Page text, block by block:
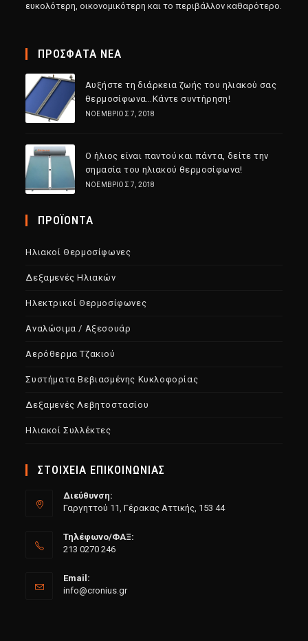
ευκολότερη, οικονομικότερη και το περιβάλλον καθαρότερο.
ΠΡΟΣΦΑΤΑ ΝΕΑ
Αυξήστε τη διάρκεια ζωής του ηλιακού σας
θερμοσίφωνα…Κάντε συντήρηση!
ΝΟΈΜΒΡΙΟΣ 7, 2018
Ο ήλιος είναι παντού και πάντα, δείτε την
σημασία του ηλιακού θερμοσίφωνα!
ΝΟΈΜΒΡΙΟΣ 7, 2018
ΠΡΟΪΟΝΤΑ
Ηλιακοί Θερμοσίφωνες
Δεξαμενές Ηλιακών
Ηλεκτρικοί Θερμοσίφωνες
Αναλώσιμα / Αξεσουάρ
Αερόθερμα Τζακιού
Συστήματα Βεβιασμένης Κυκλοφορίας
Δεξαμενές Λεβητοστασίου
Ηλιακοί Συλλέκτες
ΣΤΟΙΧΕΙΑ ΕΠΙΚΟΙΝΩΝΙΑΣ
Διεύθυνση:
Γαργηττού 11, Γέρακας Αττικής, 153 44
Τηλέφωνο/ΦΑΞ:
213 0270 246
Email:
info@cronius.gr